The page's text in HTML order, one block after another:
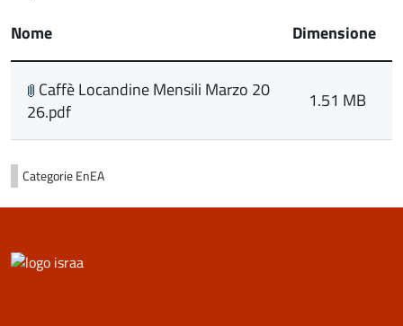
Nome Dimensione
Caffè Locandine Mensili Marzo 20
26.pdf
1.51 MB
CategorieEnEA